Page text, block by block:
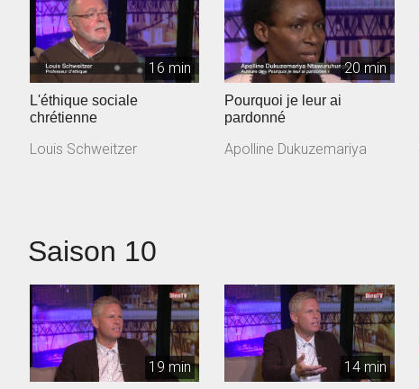
16 min
L'éthique sociale
chrétienne
Louis Schweitzer
20 min
Pourquoi je leur ai
pardonné
Apolline Dukuzemariya
Saison 10
19 min 14 min